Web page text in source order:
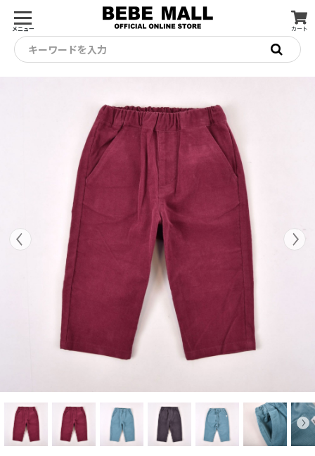
メニュー カート
キーワードを入力